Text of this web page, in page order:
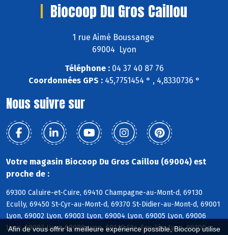
Afin de vous offrir la meilleure expérience possible, Biocoop utilise
Biocoop Du Gros Caillou
1 rue Aimé Boussange
69004 Lyon
Téléphone :04 37 40 87 76
Coordonnées GPS :45,7751454 ° , 4,8330736 °
Nous suivre sur
Votre magasin Biocoop Du Gros Caillou (69004) est
proche de :
69300 Caluire-et-Cuire, 69410 Champagne-au-Mont-d, 69130
Ecully, 69450 St-Cyr-au-Mont-d, 69370 St-Didier-au-Mont-d, 69001
Lyon, 69002 Lyon, 69003 Lyon, 69004 Lyon, 69005 Lyon, 69006
Lyon, 69007 Lyon, 69009 Lyon, 69110 Ste-Foy-lès-Lyon, 69100